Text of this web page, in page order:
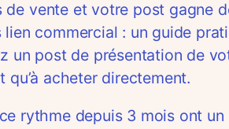
de vente et votre post gagne
commercial : un guide
un post de présentation de
acheter directement.
rythme depuis 3 mois ont